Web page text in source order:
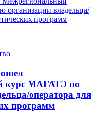
курс МАГАТЭ по
оператора для
программ